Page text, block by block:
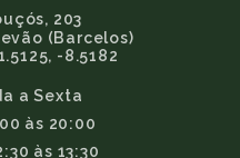
203
(Barcelos)
-8.5182
a Sexta
às 20:00
às 13:30